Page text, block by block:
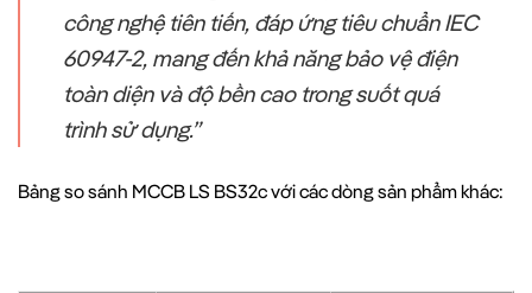
công nghệ tiên tiến, đáp ứng tiêu chuẩn IEC
60947-2, mang đến khả năng bảo vệ điện
toàn diện và độ bền cao trong suốt quá
trình sử dụng.”
Bảng so sánh MCCB LS BS32c với các dòng sản phẩm khác: